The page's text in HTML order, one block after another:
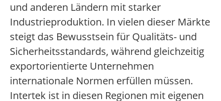
und anderen Ländern mit starker
Industrieproduktion. In vielen dieser Märkte
steigt das Bewusstsein für Qualitäts- und
Sicherheitsstandards, während gleichzeitig
exportorientierte Unternehmen
internationale Normen erfüllen müssen.
Intertek ist in diesen Regionen mit eigenen